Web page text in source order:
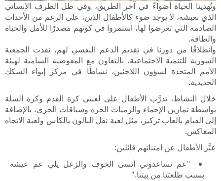
وتُهدينا الحياة أضواءً في آخر الطريق، وفي ظل الظرف الإنساني
الذي نعيشه، لا يوجد ضوء كالأطفال الذين، على الرغم من الأحداث
الصادمة التي تعرضوا لها، استمروا في كونهم مصدرًا للأمل والحياة
والطاقة.
وانطلاقًا من دورنا في تقديم الدعم النفسي لهم، نفذت الجمعية
السورية للتنمية الاجتماعية، بالتعاون مع المفوضية السامية لهيئة
الأمم المتحدة لشؤون اللاجئين، نشاطًا في مركز إيواء السكك
الحديدية.
خلال النشاط، تدرَّب الأطفال على لعبتي كرة القدم وكرة السلة
بواسطة تمارين الإحماء والرميات الحرة وسباقات الجري، بالإضافة
إلى القيام بألعاب تركيز، مثل لعبة نقل البالون بالكأس ولعبة الاتجاه
المعاكس.
عبَّر الأطفال عن امتنانهم قائلين:
"عم تساعدوني أنسى الخوف والزعل يلي عم عيشه
بسبب طلعتنا من بيتنا."